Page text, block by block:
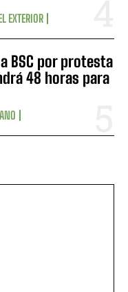
EXTERIOR
BSC por protesta
48 horas para